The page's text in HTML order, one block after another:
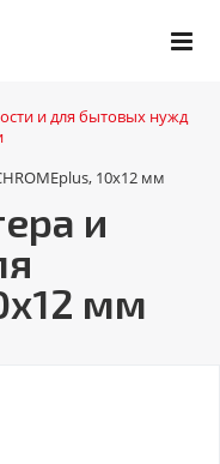
и для бытовых нужд
10х12 мм
и
мм